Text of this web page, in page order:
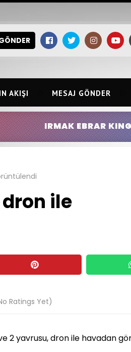
AKIŞI MESAJ GÖNDER
EBRAR KINGIR:HİLMİ
ile
Ratings Yet)
2 yavrusu, dron ile havadan